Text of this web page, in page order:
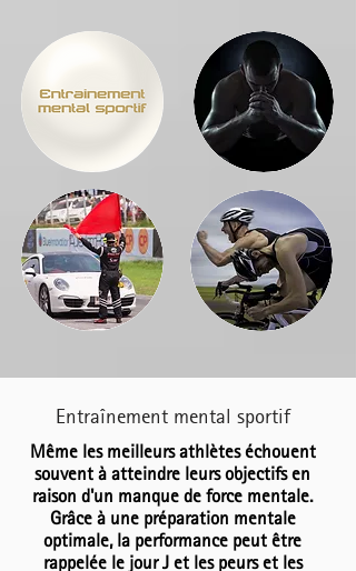
Entraînement mental sportif
Même les meilleurs athlètes échouent
souvent à atteindre leurs objectifs en
raison d'un manque de force mentale.
Grâce à une préparation mentale
optimale, la performance peut être
rappelée le jour J et les peurs et les